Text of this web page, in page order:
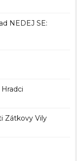
NEDEJ SE:
Zátkovy Vily